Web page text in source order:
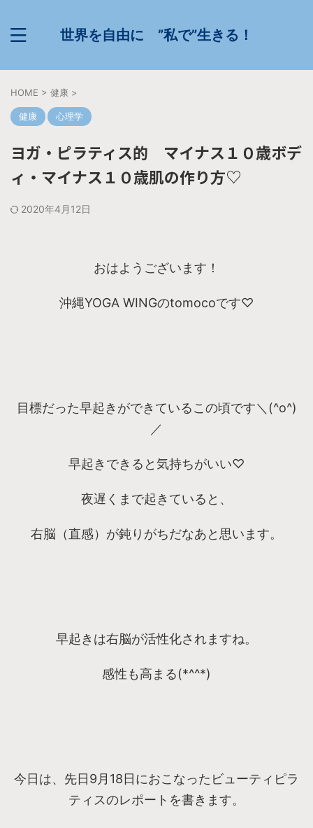
世界を自由に ”私で”生きる！
HOME > 健康 >
健康 心理学
ヨガ・ピラティス的 マイナス１０歳ボデ
ィ・マイナス１０歳肌の作り方♡
2020年4月12日
おはようございます！
沖縄YOGA WINGのtomocoです♡
目標だった早起きができているこの頃です＼(^o^)
／
早起きできると気持ちがいい♡
夜遅くまで起きていると、
右脳（直感）が鈍りがちだなあと思います。
早起きは右脳が活性化されますね。
感性も高まる(*^^*)
今日は、先日9月18日におこなったビューティピラ
ティスのレポートを書きます。